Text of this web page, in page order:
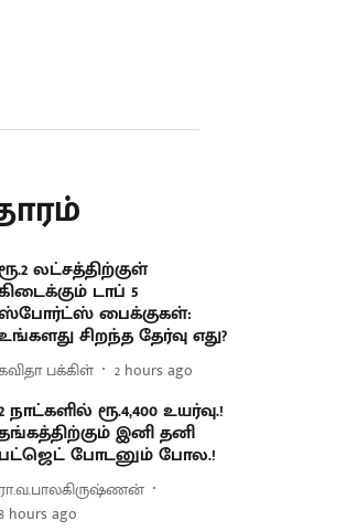
லட்சத்திற்குள்
டாப் 5
பைக்குகள்:
சிறந்த தேர்வு எது?
பக்கிள் 2 hours ago
நாட்களில் ரூ.4,400 உயர்வு.!
இனி தனி
பட்ஜெட் போடனும் போல.!
ரா.வ.பாலகிருஷ்ணன்
hours ago